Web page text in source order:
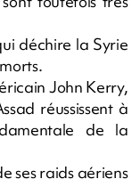
déchire la Syrie
John Kerry,
réussissent à
de la
ses raids aériens